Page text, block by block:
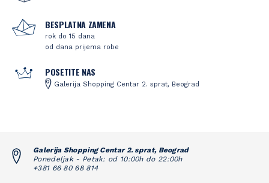
BESPLATNA ZAMENA
rok do 15 dana
od dana prijema robe
POSETITE NAS
Galerija Shopping Centar 2. sprat, Beograd
Galerija Shopping Centar 2. sprat, Beograd
Ponedeljak - Petak: od 10:00h do 22:00h
+381 66 80 68 814